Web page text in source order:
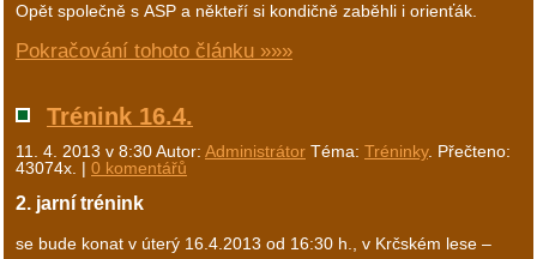
Opět společně s ASP a někteří si kondičně zaběhli i orienťák.
Pokračování tohoto článku »»»
Trénink 16.4.
11. 4. 2013 v 8:30Autor: Administrátor Téma: Tréninky. Přečteno:
43074x. | 0 komentářů
2. jarní trénink
se bude konat v úterý 16.4.2013 od 16:30 h., v Krčském lese –